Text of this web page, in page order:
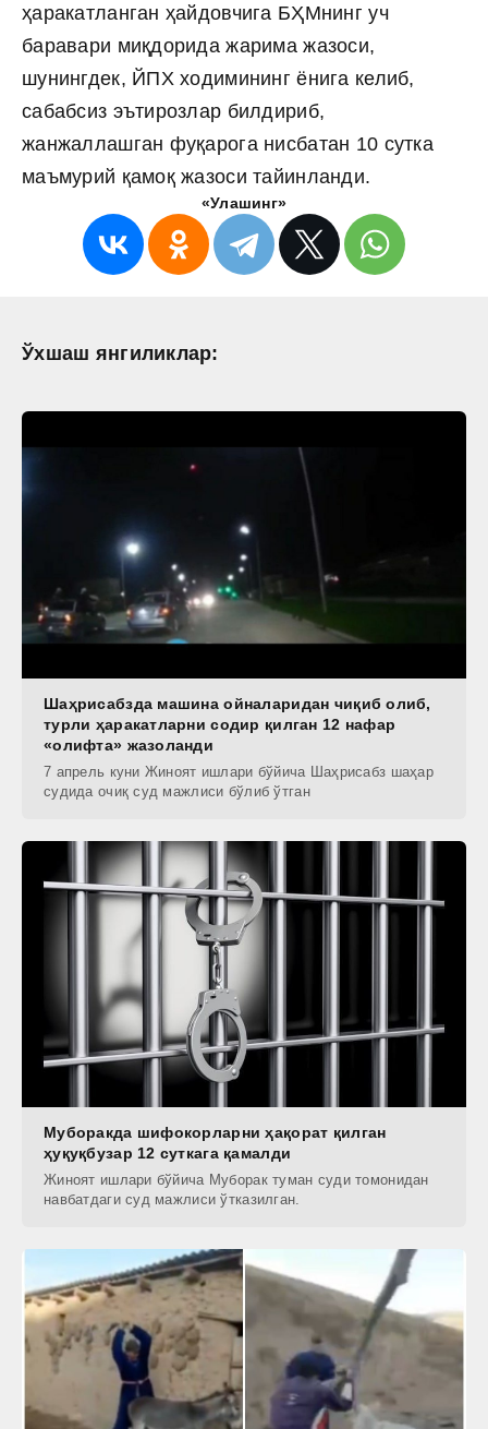
ҳаракатланган ҳайдовчига БҲМнинг уч
баравари миқдорида жарима жазоси,
шунингдек, ЙПХ ходимининг ёнига келиб,
сабабсиз эътирозлар билдириб,
жанжаллашган фуқарога нисбатан 10 сутка
маъмурий қамоқ жазоси тайинланди.
«Улашинг»
Ўхшаш янгиликлар:
Шаҳрисабзда машина ойналаридан чиқиб олиб,
турли ҳаракатларни содир қилган 12 нафар
«олифта» жазоланди
7 апрель куни Жиноят ишлари бўйича Шаҳрисабз шаҳар
судида очиқ суд мажлиси бўлиб ўтган
Муборакда шифокорларни ҳақорат қилган
ҳуқуқбузар 12 суткага қамалди
Жиноят ишлари бўйича Муборак туман суди томонидан
навбатдаги суд мажлиси ўтказилган.